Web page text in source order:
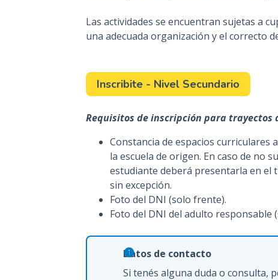
Las actividades se encuentran sujetas a
una adecuada organización y el correcto
Inscribite - Nivel Secundario
Requisitos de inscripción para trayectos
Constancia de espacios curriculares
la escuela de origen. En caso de no
estudiante deberá presentarla en el
sin excepción.
Foto del DNI (solo frente).
Foto del DNI del adulto responsable
Datos de contacto
Si tenés alguna duda o consulta,